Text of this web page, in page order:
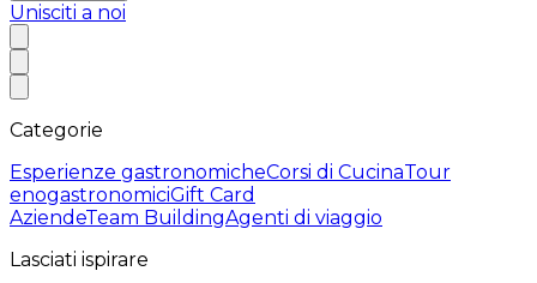
Unisciti a noi
Categorie
Esperienze gastronomicheCorsi di CucinaTour
enogastronomiciGift Card
AziendeTeam BuildingAgenti di viaggio
Lasciati ispirare